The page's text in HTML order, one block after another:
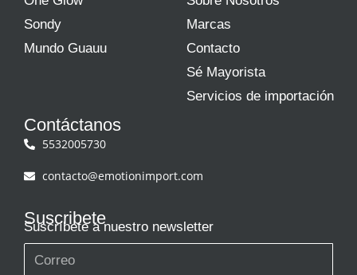
Sondy
Mundo Guauu
Marcas
Contacto
Sé Mayorista
Servicios de importación
Contáctanos
5532005730
contacto@emotionimport.com
Suscribete
Suscríbete a nuestro newsletter